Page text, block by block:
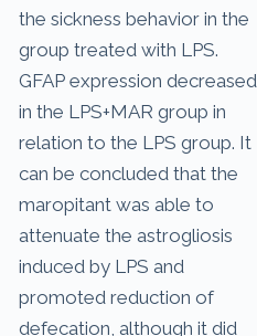
the sickness behavior in the
group treated with LPS.
GFAP expression decreased
in the LPS+MAR group in
relation to the LPS group. It
can be concluded that the
maropitant was able to
attenuate the astrogliosis
induced by LPS and
promoted reduction of
defecation, although it did